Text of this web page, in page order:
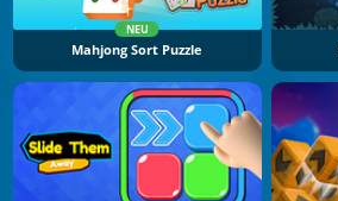
NEU
Mahjong Sort Puzzle